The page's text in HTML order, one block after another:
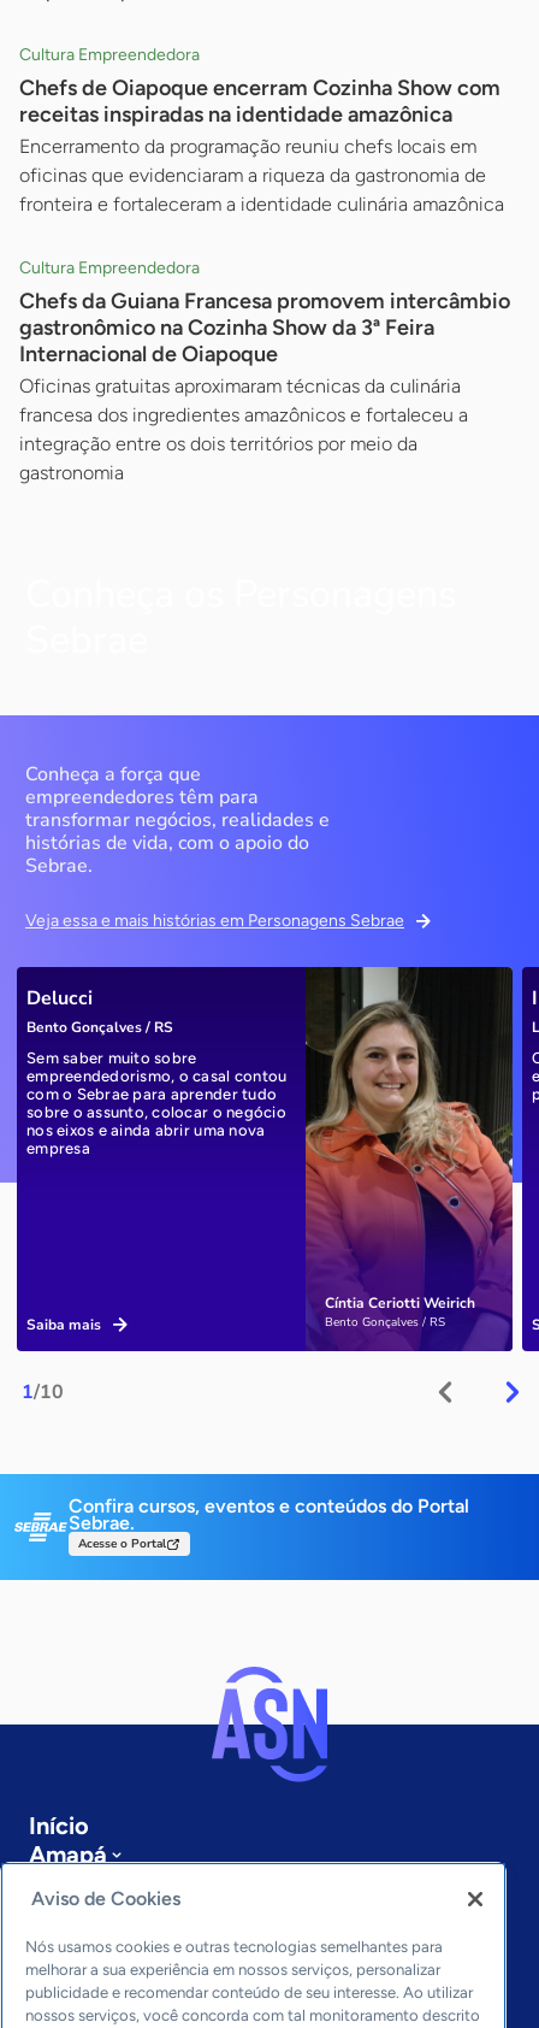
Cultura Empreendedora
Chefs de Oiapoque encerram Cozinha Show com
receitas inspiradas na identidade amazônica
Encerramento da programação reuniu chefs locais em
oficinas que evidenciaram a riqueza da gastronomia de
fronteira e fortaleceram a identidade culinária amazônica
Cultura Empreendedora
Chefs da Guiana Francesa promovem intercâmbio
gastronômico na Cozinha Show da 3ª Feira
Internacional de Oiapoque
Oficinas gratuitas aproximaram técnicas da culinária
francesa dos ingredientes amazônicos e fortaleceu a
integração entre os dois territórios por meio da
gastronomia
Conheça a força que
empreendedores têm para
transformar negócios, realidades e
histórias de vida, com o apoio do
Sebrae.
Veja essa e mais histórias em Personagens Sebrae
1/10
Cíntia Ceriotti Weirich
Bento Gonçalves / RS
Delucci
Bento Gonçalves / RS
Sem saber muito sobre
empreendedorismo, o casal contou
com o Sebrae para aprender tudo
sobre o assunto, colocar o negócio
nos eixos e ainda abrir uma nova
empresa
Saiba mais
Confira cursos, eventos e conteúdos do Portal
Sebrae.
Acesse o Portal
Início
Amapá
Sobre a ASN
Últimas notícias
Entre em contato
Editorias
Economia & Política
Aviso de Cookies
Nós usamos cookies e outras tecnologias semelhantes para
melhorar a sua experiência em nossos serviços, personalizar
publicidade e recomendar conteúdo de seu interesse. Ao utilizar
nossos serviços, você concorda com tal monitoramento descrito